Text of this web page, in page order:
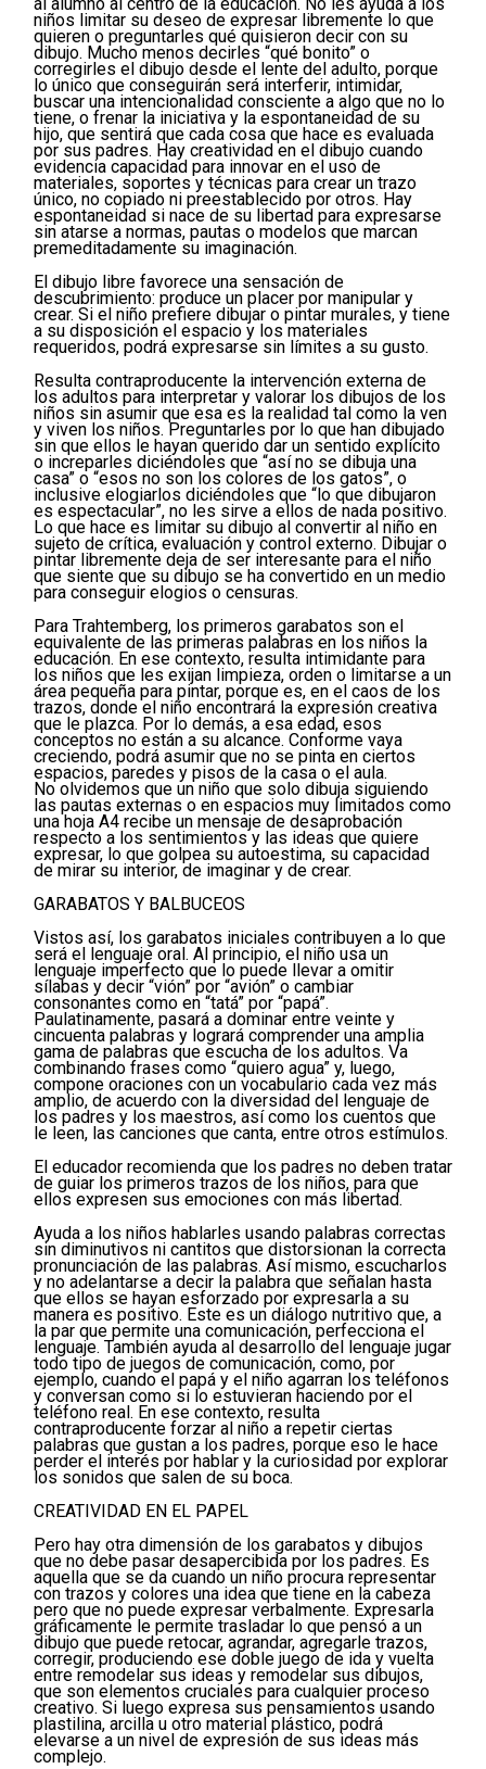
niños limitar su deseo de expresar libremente lo que
quieren o preguntarles qué quisieron decir con su
dibujo. Mucho menos decirles “qué bonito” o
corregirles el dibujo desde el lente del adulto, porque
lo único que conseguirán será interferir, intimidar,
buscar una intencionalidad consciente a algo que no lo
tiene, o frenar la iniciativa y la espontaneidad de su
hijo, que sentirá que cada cosa que hace es evaluada
por sus padres. Hay creatividad en el dibujo cuando
evidencia capacidad para innovar en el uso de
materiales, soportes y técnicas para crear un trazo
único, no copiado ni preestablecido por otros. Hay
espontaneidad si nace de su libertad para expresarse
sin atarse a normas, pautas o modelos que marcan
premeditadamente su imaginación.
El dibujo libre favorece una sensación de
descubrimiento: produce un placer por manipular y
crear. Si el niño prefiere dibujar o pintar murales, y tiene
a su disposición el espacio y los materiales
requeridos, podrá expresarse sin límites a su gusto.
Resulta contraproducente la intervención externa de
los adultos para interpretar y valorar los dibujos de los
niños sin asumir que esa es la realidad tal como la ven
y viven los niños. Preguntarles por lo que han dibujado
sin que ellos le hayan querido dar un sentido explícito
o increparles diciéndoles que “así no se dibuja una
casa” o “esos no son los colores de los gatos”, o
inclusive elogiarlos diciéndoles que “lo que dibujaron
es espectacular”, no les sirve a ellos de nada positivo.
Lo que hace es limitar su dibujo al convertir al niño en
sujeto de crítica, evaluación y control externo. Dibujar o
pintar libremente deja de ser interesante para el niño
que siente que su dibujo se ha convertido en un medio
para conseguir elogios o censuras.
Para Trahtemberg, los primeros garabatos son el
equivalente de las primeras palabras en los niños la
educación. En ese contexto, resulta intimidante para
los niños que les exijan limpieza, orden o limitarse a un
área pequeña para pintar, porque es, en el caos de los
trazos, donde el niño encontrará la expresión creativa
que le plazca. Por lo demás, a esa edad, esos
conceptos no están a su alcance. Conforme vaya
creciendo, podrá asumir que no se pinta en ciertos
espacios, paredes y pisos de la casa o el aula.
No olvidemos que un niño que solo dibuja siguiendo
las pautas externas o en espacios muy limitados como
una hoja A4 recibe un mensaje de desaprobación
respecto a los sentimientos y las ideas que quiere
expresar, lo que golpea su autoestima, su capacidad
de mirar su interior, de imaginar y de crear.
GARABATOS Y BALBUCEOS
Vistos así, los garabatos iniciales contribuyen a lo que
será el lenguaje oral. Al principio, el niño usa un
lenguaje imperfecto que lo puede llevar a omitir
sílabas y decir “vión” por “avión” o cambiar
consonantes como en “tatá” por “papá”.
Paulatinamente, pasará a dominar entre veinte y
cincuenta palabras y logrará comprender una amplia
gama de palabras que escucha de los adultos. Va
combinando frases como “quiero agua” y, luego,
compone oraciones con un vocabulario cada vez más
amplio, de acuerdo con la diversidad del lenguaje de
los padres y los maestros, así como los cuentos que
le leen, las canciones que canta, entre otros estímulos.
El educador recomienda que los padres no deben tratar
de guiar los primeros trazos de los niños, para que
ellos expresen sus emociones con más libertad.
Ayuda a los niños hablarles usando palabras correctas
sin diminutivos ni cantitos que distorsionan la correcta
pronunciación de las palabras. Así mismo, escucharlos
y no adelantarse a decir la palabra que señalan hasta
que ellos se hayan esforzado por expresarla a su
manera es positivo. Este es un diálogo nutritivo que, a
la par que permite una comunicación, perfecciona el
lenguaje. También ayuda al desarrollo del lenguaje jugar
todo tipo de juegos de comunicación, como, por
ejemplo, cuando el papá y el niño agarran los teléfonos
y conversan como si lo estuvieran haciendo por el
teléfono real. En ese contexto, resulta
contraproducente forzar al niño a repetir ciertas
palabras que gustan a los padres, porque eso le hace
perder el interés por hablar y la curiosidad por explorar
los sonidos que salen de su boca.
CREATIVIDAD EN EL PAPEL
Pero hay otra dimensión de los garabatos y dibujos
que no debe pasar desapercibida por los padres. Es
aquella que se da cuando un niño procura representar
con trazos y colores una idea que tiene en la cabeza
pero que no puede expresar verbalmente. Expresarla
gráficamente le permite trasladar lo que pensó a un
dibujo que puede retocar, agrandar, agregarle trazos,
corregir, produciendo ese doble juego de ida y vuelta
entre remodelar sus ideas y remodelar sus dibujos,
que son elementos cruciales para cualquier proceso
creativo. Si luego expresa sus pensamientos usando
plastilina, arcilla u otro material plástico, podrá
elevarse a un nivel de expresión de sus ideas más
complejo.